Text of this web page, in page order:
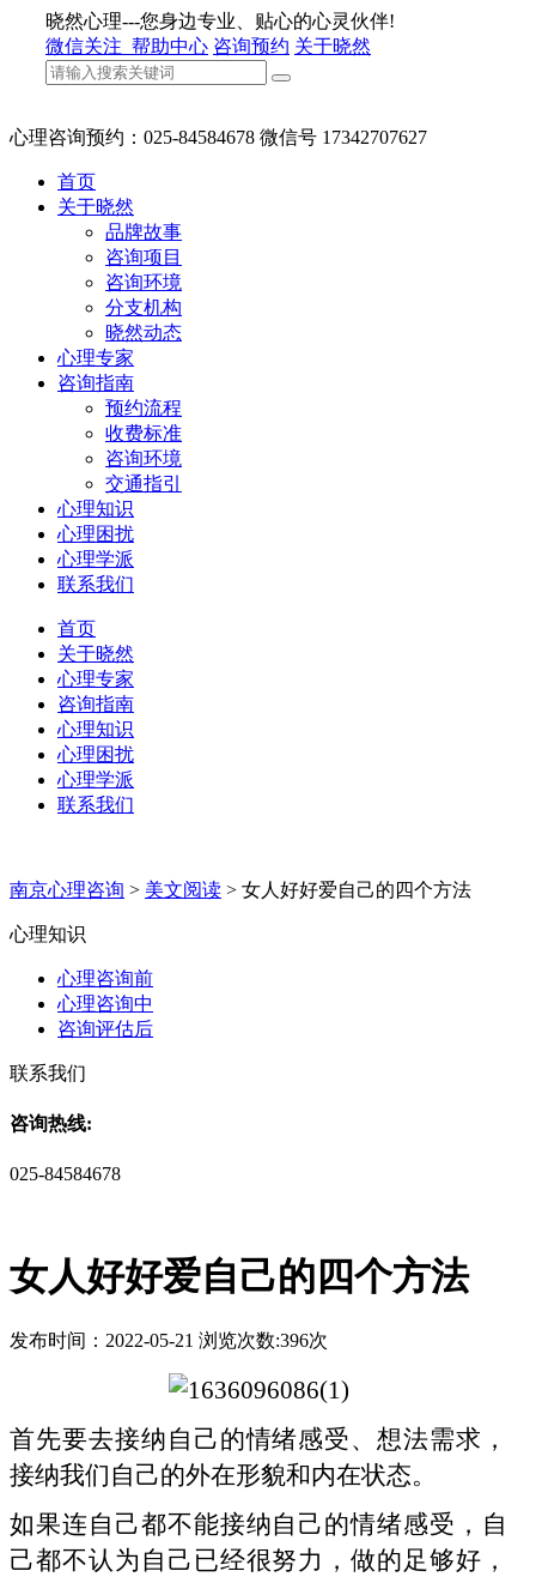
晓然心理---您身边专业、贴心的心灵伙伴!
微信关注 帮助中心 咨询预约 关于晓然
心理咨询预约：025-84584678 微信号 17342707627
首页
关于晓然
品牌故事
咨询项目
咨询环境
分支机构
晓然动态
心理专家
咨询指南
预约流程
收费标准
咨询环境
交通指引
心理知识
心理困扰
心理学派
联系我们
首页
关于晓然
心理专家
咨询指南
心理知识
心理困扰
心理学派
联系我们
南京心理咨询 > 美文阅读 > 女人好好爱自己的四个方法
心理知识
心理咨询前
心理咨询中
咨询评估后
联系我们
咨询热线:
025-84584678
女人好好爱自己的四个方法
发布时间：2022-05-21 浏览次数:396次
首先要去接纳自己的情绪感受、想法需求，
接纳我们自己的外在形貌和内在状态。
如果连自己都不能接纳自己的情绪感受，自
己都不认为自己已经很努力，做的足够好，